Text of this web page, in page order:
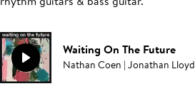
Waiting On The Future
Nathan Coen | Jonathan Lloyd